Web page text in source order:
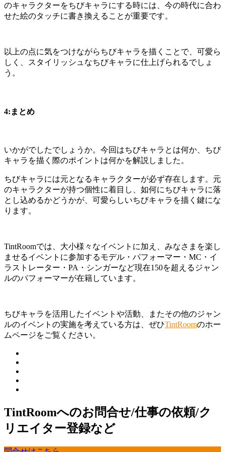
のキャラクターをちびキャラにする時には、今の時代に合わ
せた絵のタッチに書き換えることが重要です。
以上の点に気をつけながらちびキャラを描くことで、可愛ら
しく、スタイリッシュなちびキャラに仕上げられるでしょ
う。
4:まとめ
いかがでしたでしょうか。今回はちびキャラとは何か、ちび
キャラを描く際のポイントは何かを解説しました。
ちびキャラには元となるキャラクターが必ず存在します。元
のキャラクターが持つ個性に着目し、如何にちびキャラに落
とし込めるかどうかが、可愛らしいちびキャラを描く鍵にな
ります。
TintRoomでは、大小様々なイベントに加え、みなさまを楽し
ませるイベントに参加するモデル・パフォーマー・MC・イ
ラストレーター・PA・シンガーなど現在150を超えるジャン
ルのパフォーマーが在籍しています。
ちびキャラを活用したイベントや活動、またその他のジャン
ルのイベントの実施を考えている方は、ぜひTintRoomのホー
ムページをご覧ください。
TintRoomへのお問合せ/仕事の依頼/ク
リエイター登録など